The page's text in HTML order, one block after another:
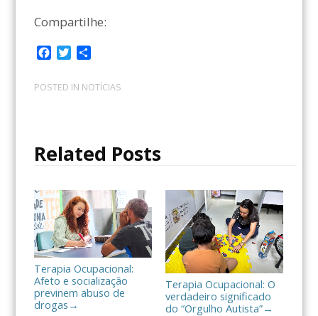
Compartilhe:
c
e
k
i
t
m
p
i
a
r
POSTED IN NOTÍCIAS
Related Posts
Terapia Ocupacional:
Afeto e socialização
previnem abuso de
drogas →
Terapia Ocupacional: O
verdadeiro significado
do “Orgulho Autista”→